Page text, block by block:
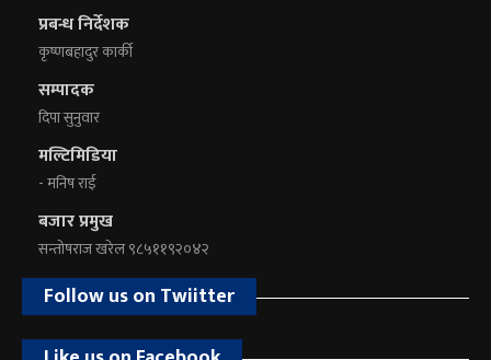
प्रबन्ध निर्देशक
कृष्णबहादुर कार्की
सम्पादक
दिपा सुनुवार
मल्टिमिडिया
- मनिष राई
बजार प्रमुख
सन्तोषराज खरेल ९८५११९२०४२
Follow us on Twiitter